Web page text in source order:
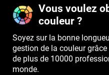
Vous voulez
couleur ?
Soyez sur la bonne
gestion de la couleur
de plus de 10000
monde.